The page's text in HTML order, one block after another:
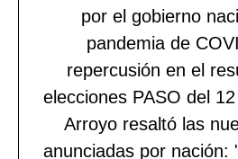
por el gobierno
pandemia de
repercusión en el
elecciones PASO del
Arroyo resaltó las
anunciadas por nación: